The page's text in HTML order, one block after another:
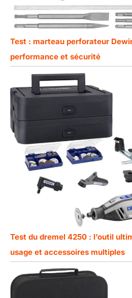
Test : marteau perforateur
performance et sécurité
Test du dremel 4250 : l’outil
usage et accessoires multiples